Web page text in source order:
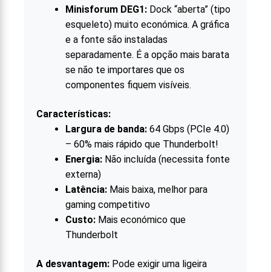
Minisforum DEG1: Dock “aberta” (tipo
esqueleto) muito económica. A gráfica
e a fonte são instaladas
separadamente. É a opção mais barata
se não te importares que os
componentes fiquem visíveis.
Características:
Largura de banda: 64 Gbps (PCIe 4.0)
– 60% mais rápido que Thunderbolt!
Energia: Não incluída (necessita fonte
externa)
Latência: Mais baixa, melhor para
gaming competitivo
Custo: Mais económico que
Thunderbolt
A desvantagem: Pode exigir uma ligeira